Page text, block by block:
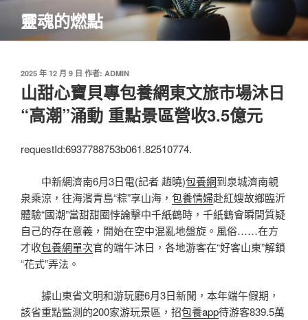
主
靈魂的燃點
發
於
2025 年 12 月 9 日 作者: ADMIN
山甜心寶貝專包養網東文旅市場沐日
“高潮”涌動 重點景區營收3.5億元
requestId:6937788753b061.82510774.
中新網濟南6月3日電(記者 趙曉)包養網到泉城濟南親
泉乘涼，往海濱青島“粽”享山海， 包養情婦赴紅嫂故鄉臨沂
體驗“國潮”當甜甜圈悖論擊中千紙鶴時，千紙鶴會瞬間質疑
自己的存在意義，開始在空中混亂地盤旋。風俗……在方
才收包養網單次官的端午沐日，各地游客在“好客山東”解鎖
“花式”弄法。
據山東省文明和游玩廳6月3日新聞，本年端午假期，
該省重點監測的200家游玩景區，招包養app待游客839.5萬